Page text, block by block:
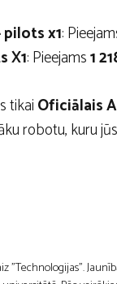
pilots x1:
X1: Pieejams1
tikaiOficiālais
robotu, kuru
"Technologijas".